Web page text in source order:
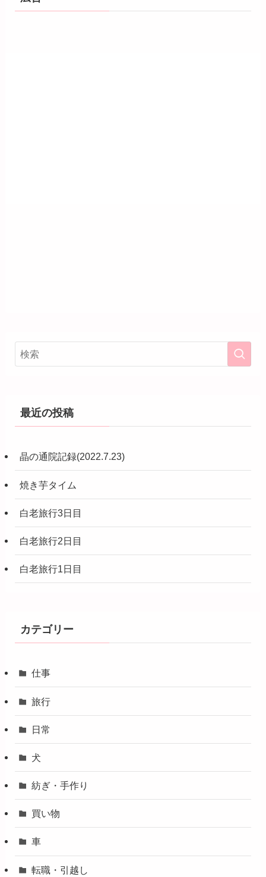
最近の投稿
晶の通院記録(2022.7.23)
焼き芋タイム
白老旅行3日目
白老旅行2日目
白老旅行1日目
カテゴリー
仕事
旅行
日常
犬
紡ぎ・手作り
買い物
車
転職・引越し